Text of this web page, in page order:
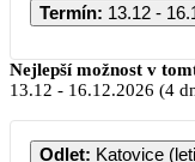
Termín: 13.12 -
PO ÚT
Nejlepší možnost v
13.12 - 16.12.2026 (4
Odlet: Katovice